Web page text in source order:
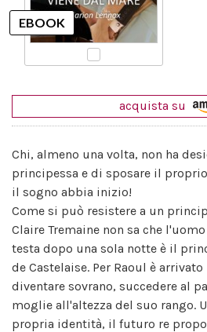
acquista su
Chi, almeno una volta, non ha
principessa e di sposare il
il sogno abbia inizio!
Come si può resistere a un
Claire Tremaine non sa che
testa dopo una sola notte è il
de Castelaise. Per Raoul è
diventare sovrano, succedere al
moglie all'altezza del suo rango.
propria identità, il futuro re